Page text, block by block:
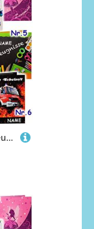
alles-meine.de GmbH A4 - Zeugnismappe/Ringbuch - Zeugnisse Schmetterling - incl. Namen - ERWEITERBAR - incl. Register & Einsteckseiten - z.B. Urkunden/Ordner - Sammelordner..